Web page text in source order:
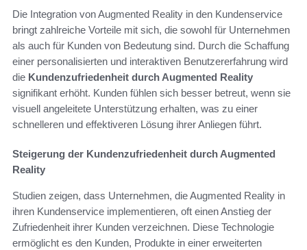
Die Integration von Augmented Reality in den Kundenservice
bringt zahlreiche Vorteile mit sich, die sowohl für Unternehmen
als auch für Kunden von Bedeutung sind. Durch die Schaffung
einer personalisierten und interaktiven Benutzererfahrung wird
die Kundenzufriedenheit durch Augmented Reality
signifikant erhöht. Kunden fühlen sich besser betreut, wenn sie
visuell angeleitete Unterstützung erhalten, was zu einer
schnelleren und effektiveren Lösung ihrer Anliegen führt.
Steigerung der Kundenzufriedenheit durch Augmented
Reality
Studien zeigen, dass Unternehmen, die Augmented Reality in
ihren Kundenservice implementieren, oft einen Anstieg der
Zufriedenheit ihrer Kunden verzeichnen. Diese Technologie
ermöglicht es den Kunden, Produkte in einer erweiterten